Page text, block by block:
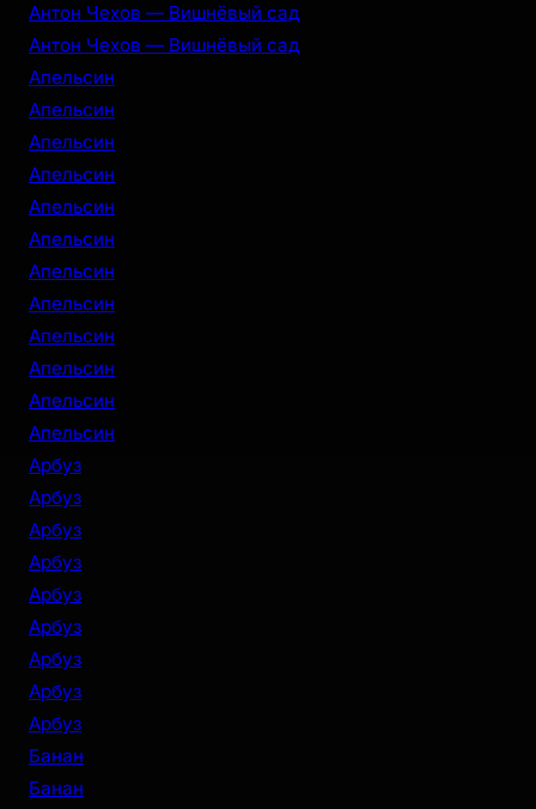
Антон Чехов — Вишнёвый сад
Антон Чехов — Вишнёвый сад
Апельсин
Апельсин
Апельсин
Апельсин
Апельсин
Апельсин
Апельсин
Апельсин
Апельсин
Апельсин
Апельсин
Апельсин
Арбуз
Арбуз
Арбуз
Арбуз
Арбуз
Арбуз
Арбуз
Арбуз
Арбуз
Банан
Банан